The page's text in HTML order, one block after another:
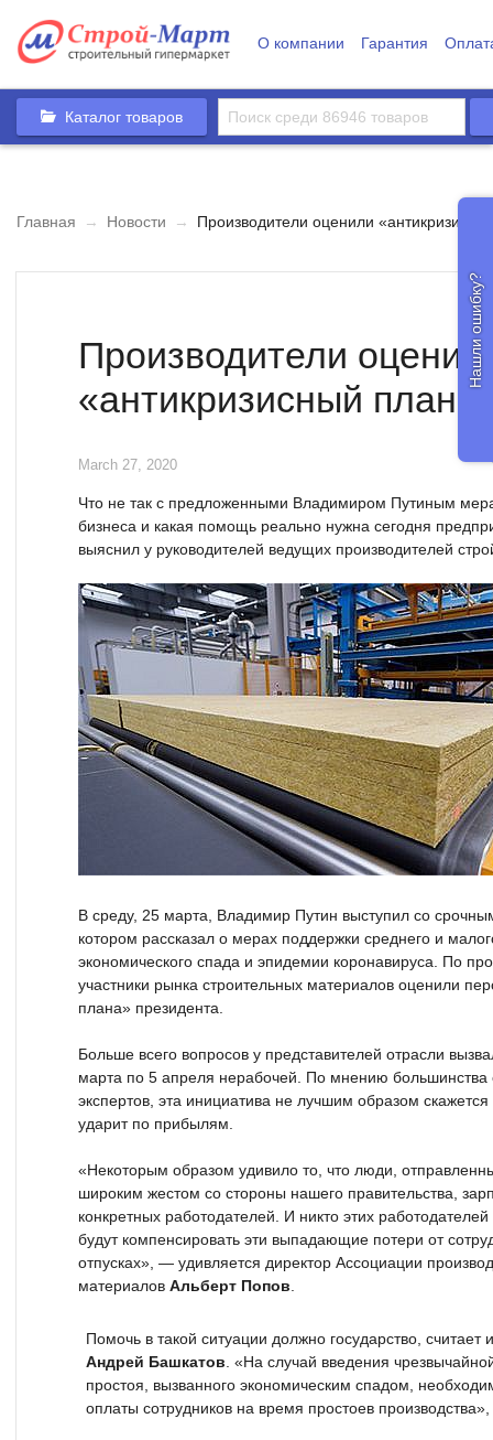
О компании Гарантия
Каталог товаров
Главная → Новости → Производители оценили
Производители
«антикризисный план»
March 27, 2020
Что не так с предложенными Владимиром Путиным
бизнеса и какая помощь реально нужна сегодня
выяснил у руководителей ведущих производителей
В среду, 25 марта, Владимир Путин выступил со
котором рассказал о мерах поддержки среднего и
экономического спада и эпидемии коронавируса. По
участники рынка строительных материалов оценили
плана» президента.
Больше всего вопросов у представителей отрасли
марта по 5 апреля нерабочей. По мнению
экспертов, эта инициатива не лучшим образом
ударит по прибылям.
«Некоторым образом удивило то, что люди,
широким жестом со стороны нашего правительства,
конкретных работодателей. И никто этих
будут компенсировать эти выпадающие потери от
отпусках», — удивляется директор Ассоциации
материалов Альберт Попов
Помочь в такой ситуации должно государство,
Андрей Башкатов . «На случай введения
простоя, вызванного экономическим спадом,
оплаты сотрудников на время простоев
Нашли ошибку?